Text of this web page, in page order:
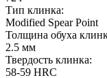
Тип клинка:
Modified Spear Point
Толщина обуха
2.5 мм
Твердость клинка:
58-59 HRC